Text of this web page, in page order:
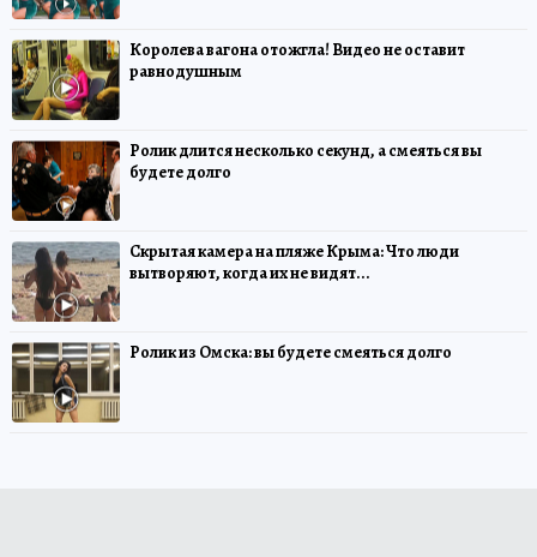
Королева вагона отожгла! Видео не оставит
равнодушным
Ролик длится несколько секунд, а смеяться вы
будете долго
Скрытая камера на пляже Крыма: Что люди
вытворяют, когда их не видят...
Ролик из Омска: вы будете смеяться долго